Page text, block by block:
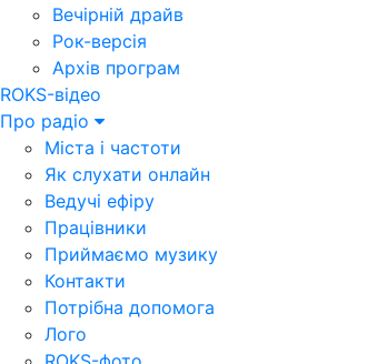
Вечірній драйв
Рок-версія
Архів програм
ROKS-відео
Про радіо
Міста і частоти
Як слухати онлайн
Ведучі ефіру
Працівники
Приймаємо музику
Контакти
Потрібна допомога
Лого